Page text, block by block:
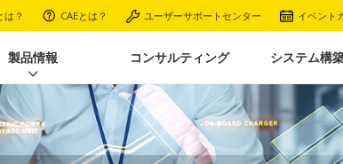
は？ CAEとは？ ユーザーサポートセンター イベント
製品情報 コンサルティング システム構